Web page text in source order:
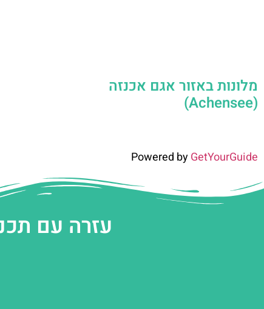
מלונות באזור אגם אכנזה
(Achensee)
Powered byGetYourGuide
עזרה עם